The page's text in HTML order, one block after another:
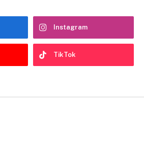
Instagram
TikTok